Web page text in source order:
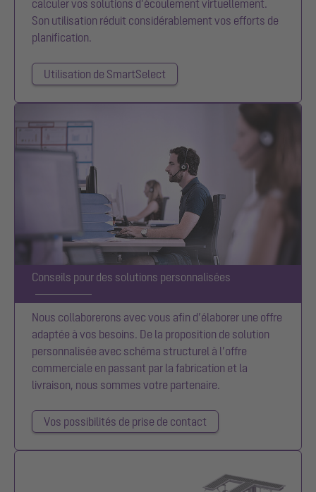
calculer vos solutions d’écoulement virtuellement.
Son utilisation réduit considérablement vos efforts de
planification.
Utilisation de SmartSelect
Conseils pour des solutions personnalisées
Nous collaborerons avec vous afin d’élaborer une offre
adaptée à vos besoins. De la proposition de solution
personnalisée avec schéma structurel à l’offre
commerciale en passant par la fabrication et la
livraison, nous sommes votre partenaire.
Vos possibilités de prise de contact